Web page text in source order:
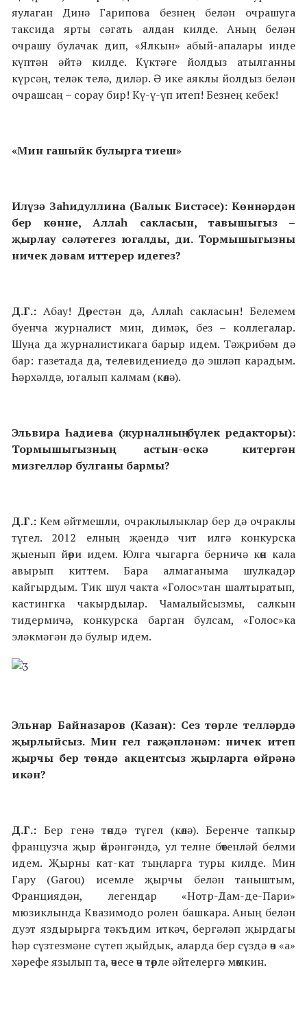
яулаган Динә Гарипова безнең белән очрашуга
таксида ярты сәгать алдан килде. Аның белән
очрашу булачак дип, «Ялкын» абый-апалары инде
күптән әйтә килде. Күктәге йолдыз атылганны
күрсәң, теләк телә, диләр. Ә ике аяклы йолдыз белән
очрашсаң – сорау бир! Кү-ү-үп итеп! Безнең кебек!
«Мин гашыйк булырга тиеш»
Илүзә Заһидуллина (Балык Бистәсе): Көннәрдән
бер көнне, Аллаһ сакласын, тавышыгыз –
җырлау сәләтегез югалды, ди. Тормышыгызны
ничек дәвам иттерер идегез?
Д.Г.: Абау! Дөрестән дә, Аллаһ сакласын! Белемем
буенча журналист мин, димәк, без – коллегалар.
Шуңа да журналистикага барыр идем. Тәҗрибәм дә
бар: газетада да, телевидениедә дә эшләп карадым.
Һәрхәлдә, югалып калмам (көлә).
Эльвира Һадиева (журналның бүлек редакторы):
Тормышыгызның астын-өскә китергән
мизгелләр булганы бармы?
Д.Г.: Кем әйтмешли, очраклылыклар бер дә очраклы
түгел. 2012 елның җәендә чит илгә конкурска
җыенып йөри идем. Юлга чыгарга берничә көн кала
авырып киттем. Бара алмаганыма шулкадәр
кайгырдым. Тик шул чакта «Голос»тан шалтыратып,
кастингка чакырдылар. Чамалыйсызмы, салкын
тидермичә, конкурска барган булсам, «Голос»ка
эләкмәгән дә булыр идем.
Эльнар Байназаров (Казан): Сез төрле телләрдә
җырлыйсыз. Мин гел гаҗәпләнәм: ничек итеп
җырчы бер төндә акцентсыз җырларга өйрәнә
икән?
Д.Г.: Бер генә төндә түгел (көлә). Беренче тапкыр
французча җыр өйрәнгәндә, ул телне бөтенләй белми
идем. Җырны кат-кат тыңларга туры килде. Мин
Гару (Garou) исемле җырчы белән таныштым,
Франциядән, легендар «Нотр-Дам-де-Пари»
мюзиклында Квазимодо ролен башкара. Аның белән
дуэт яздырырга тәкъдим иткәч, бергәләп җырдагы
һәр сүзтезмәне сүтеп җыйдык, аларда бер сүздә өч «а»
хәрефе язылып та, өчесе өч төрле әйтелергә мөмкин.